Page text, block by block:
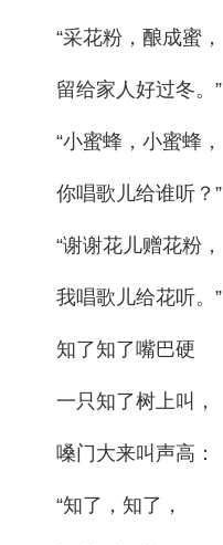
“采花粉，酿成蜜，
留给家人好过冬。”
“小蜜蜂，小蜜蜂，
你唱歌儿给谁听？”
“谢谢花儿赠花粉，
我唱歌儿给花听。”
知了知了嘴巴硬
一只知了树上叫，
嗓门大来叫声高：
“知了，知了，